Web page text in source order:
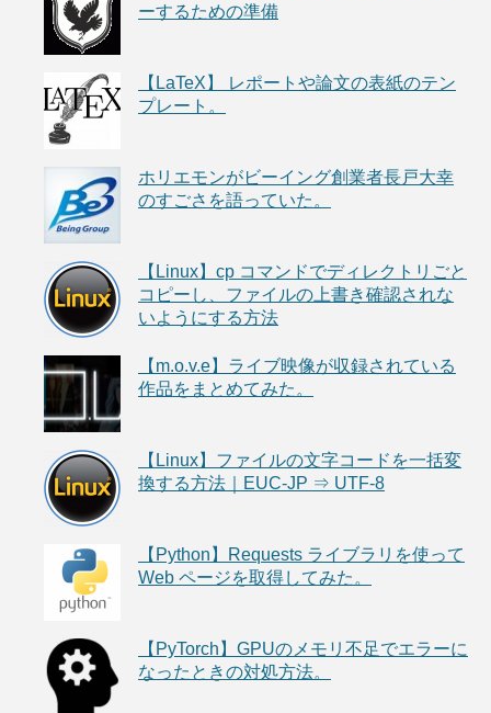
ーするための準備
【LaTeX】 レポートや論文の表紙のテン
プレート。
ホリエモンがビーイング創業者長戸大幸
のすごさを語っていた。
【Linux】cp コマンドでディレクトリごと
コピーし、ファイルの上書き確認されな
いようにする方法
【m.o.v.e】ライブ映像が収録されている
作品をまとめてみた。
【Linux】ファイルの文字コードを一括変
換する方法｜EUC-JP ⇒ UTF-8
【Python】Requests ライブラリを使って
Web ページを取得してみた。
【PyTorch】GPUのメモリ不足でエラーに
なったときの対処方法。